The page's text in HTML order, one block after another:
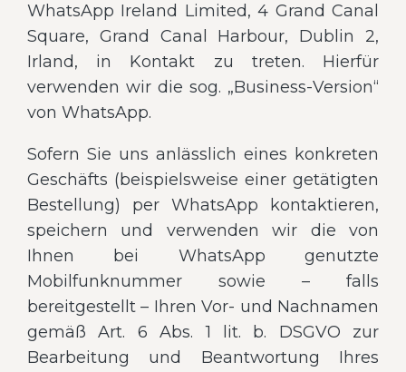
WhatsApp Ireland Limited, 4 Grand Canal
Square, Grand Canal Harbour, Dublin 2,
Irland, in Kontakt zu treten. Hierfür
verwenden wir die sog. „Business-Version“
von WhatsApp.
Sofern Sie uns anlässlich eines konkreten
Geschäfts (beispielsweise einer getätigten
Bestellung) per WhatsApp kontaktieren,
speichern und verwenden wir die von
Ihnen bei WhatsApp genutzte
Mobilfunknummer sowie – falls
bereitgestellt – Ihren Vor- und Nachnamen
gemäß Art. 6 Abs. 1 lit. b. DSGVO zur
Bearbeitung und Beantwortung Ihres